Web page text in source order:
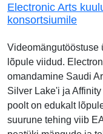
Electronic Arts
konsortsiumile
Videomängutööstuse
lõpule viidud.
omandamine Saudi
Silver Lake'i ja
poolt on edukalt
suurune tehing viib